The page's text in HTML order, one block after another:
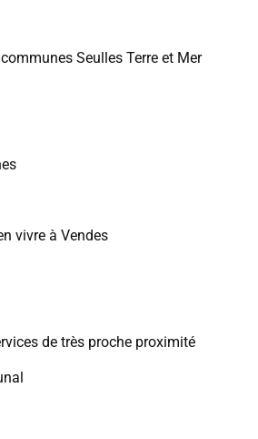
Seulles Terre et Mer
vivre à Vendes
de très proche proximité